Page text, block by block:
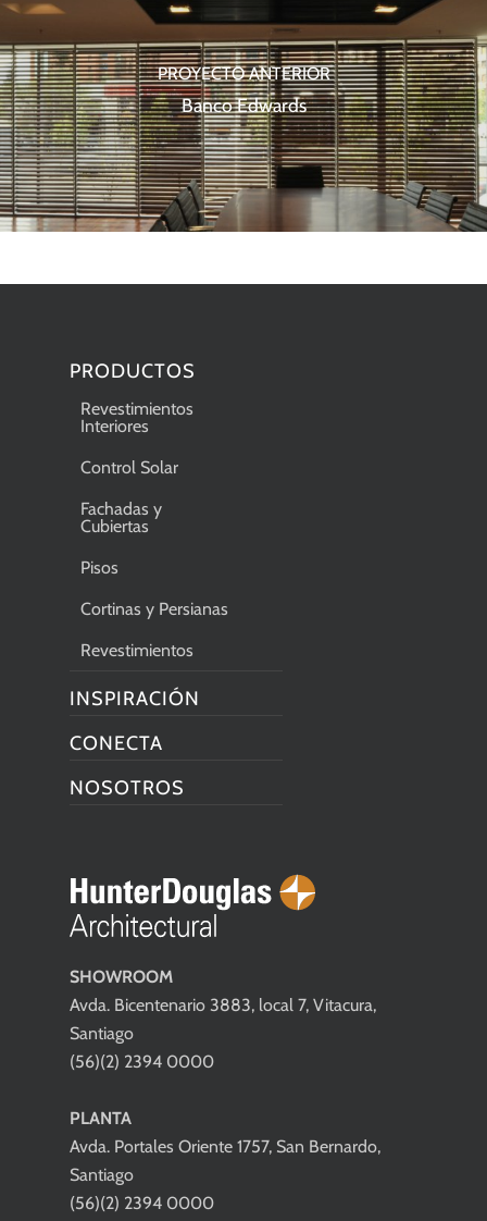
PROYECTO ANTERIOR
Banco Edwards
SHOWROOM
Avda. Bicentenario 3883, local 7, Vitacura,
Santiago
(56)(2) 2394 0000
PLANTA
Avda. Portales Oriente 1757, San Bernardo,
Santiago
(56)(2) 2394 0000
PRODUCTOS
Revestimientos
Interiores
Control Solar
Fachadas y
Cubiertas
Pisos
Cortinas y Persianas
Revestimientos
INSPIRACIÓN
CONECTA
NOSOTROS